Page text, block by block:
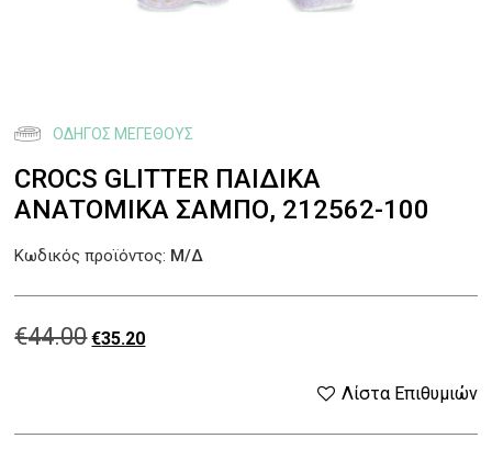
CROCS GLITTER ΠΑΙΔΙΚΆ
ΑΝΑΤΟΜΙΚΆ ΣΑΜΠΌ, 212562-100
€44.00Original
was:
€35.20Η
τιμή
ΟΔΗΓΌΣ ΜΕΓΈΘΟΥΣ
Λίστα Επιθυμιών
Κωδικός προϊόντος: Μ/Δ